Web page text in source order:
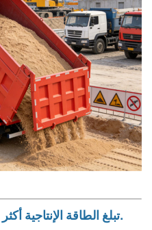
تبلغ الطاقة الإنتاجية أكثر من 4000 شاحنة سنوياً.